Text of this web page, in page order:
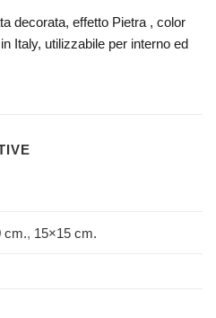
decorata, effetto Pietra , color
Italy, utilizzabile per interno ed
cm., 15×15 cm.